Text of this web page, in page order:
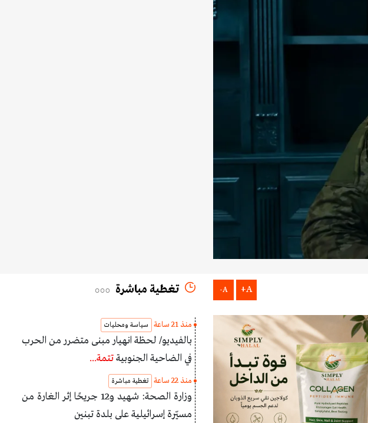
A+
A- تغطية مباشرة
منذ 21 ساعة سياسة ومحليات
بالفيديو/ لحظة انهيار مبنى متضرر من الحرب
في الضاحية الجنوبيةتتمة...
منذ 22 ساعة تغطية مباشرة
وزارة الصحة: شهيد و12 جريحًا إثر الغارة من
مسيّرة إسرائيلية على بلدة تبنين